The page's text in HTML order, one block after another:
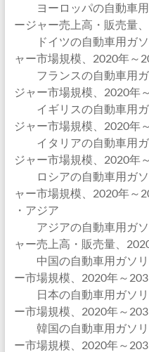
ヨーロッパの自動車用
ージャー売上高・販売量
ドイツの自動車用ガソ
ャー市場規模、2020年～
フランスの自動車用ガ
ジャー市場規模、2020年
イギリスの自動車用ガ
ジャー市場規模、2020年
イタリアの自動車用ガ
ジャー市場規模、2020年
ロシアの自動車用ガソ
ャー市場規模、2020年～
・アジア
アジアの自動車用ガソ
ャー売上高・販売量、
中国の自動車用ガソリ
ー市場規模、2020年～
日本の自動車用ガソリ
ー市場規模、2020年～
韓国の自動車用ガソリ
ー市場規模、2020年～